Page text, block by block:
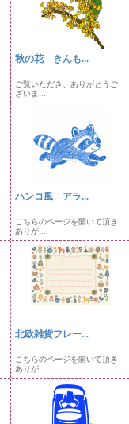
秋の花 きんも...
ご覧いただき、ありがとうご
ざいま...
ハンコ風 アラ...
こちらのページを開いて頂き
ありが...
北欧雑貨フレー...
こちらのページを開いて頂き
ありが...